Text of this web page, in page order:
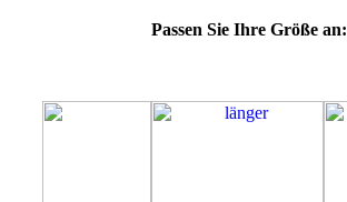
Passen Sie Ihre Größe an: